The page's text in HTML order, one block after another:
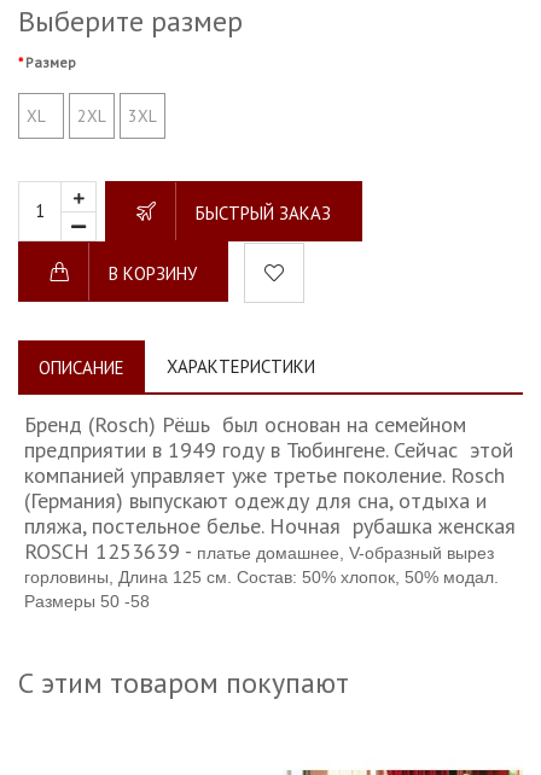
Выберите размер
Размер
XL 2XL 3XL
БЫСТРЫЙ ЗАКАЗ
В КОРЗИНУ
ОПИСАНИЕ ХАРАКТЕРИСТИКИ
Бренд (Rosch) Рёшь был основан на семейном
предприятии в 1949 году в Тюбингене. Сейчас этой
компанией управляет уже третье поколение. Rosch
(Германия) выпускают одежду для сна, отдыха и
пляжа, постельное белье. Ночная рубашка женская
ROSCH 1253639 - платье домашнее, V-образный вырез
горловины, Длина 125 см. Состав: 50% хлопок, 50% модал.
Размеры 50 -58
С этим товаром покупают